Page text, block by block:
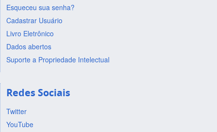
Esqueceu sua senha?
Cadastrar Usuário
Livro Eletrônico
Dados abertos
Suporte a Propriedade Intelectual
Redes Sociais
Twitter
YouTube